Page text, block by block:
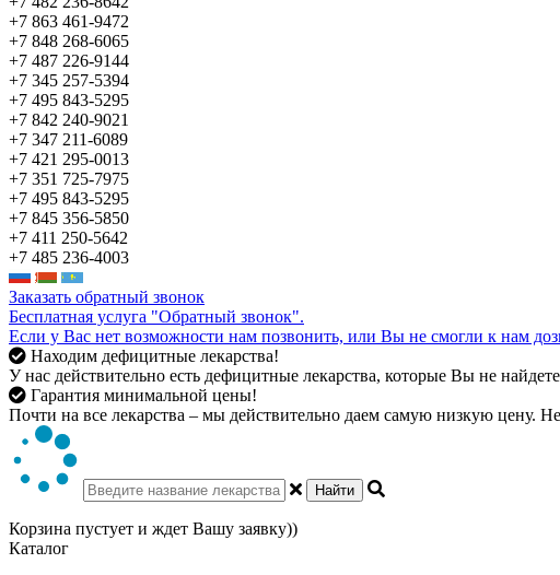
+7 863 461-9472
+7 848 268-6065
+7 487 226-9144
+7 345 257-5394
+7 495 843-5295
+7 842 240-9021
+7 347 211-6089
+7 421 295-0013
+7 351 725-7975
+7 495 843-5295
+7 845 356-5850
+7 411 250-5642
+7 485 236-4003
Заказать обратный звонок
Бесплатная услуга "Обратный звонок".
Если у Вас нет возможности нам позвонить, или Вы не смогли к нам
Находим дефицитные лекарства!
У нас действительно есть дефицитные лекарства, которые Вы не
Гарантия минимальной цены!
Почти на все лекарства – мы действительно даем самую низкую цену.
Найти
Корзина пустует и ждет Вашу заявку))
Каталог